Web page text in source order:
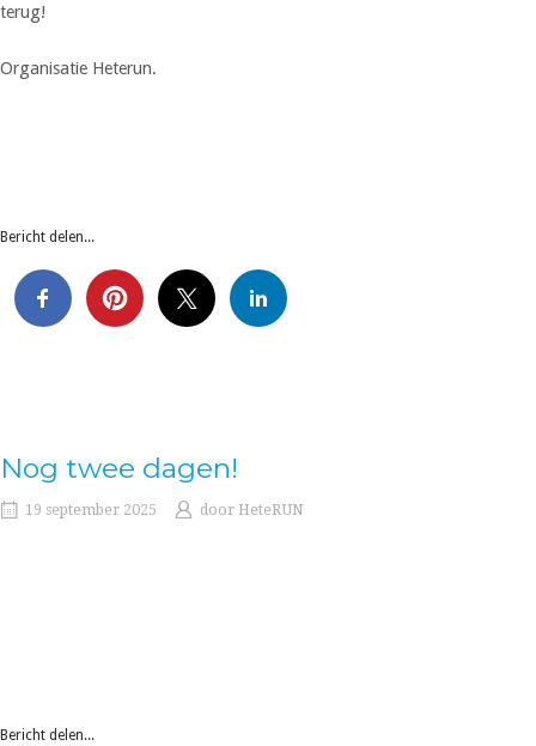
terug!
Organisatie Heterun.
Bericht delen...
Nog twee dagen!
19 september 2025 door HeteRUN
Bericht delen...